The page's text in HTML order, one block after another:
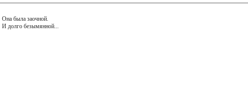
Она была заочной.
И долго безымянной...